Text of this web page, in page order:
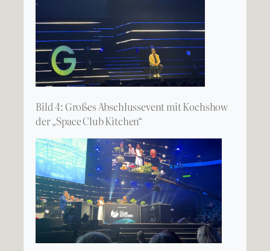
Bild 4: Großes Abschlussevent mit Kochshow
der „Space Club Kitchen“